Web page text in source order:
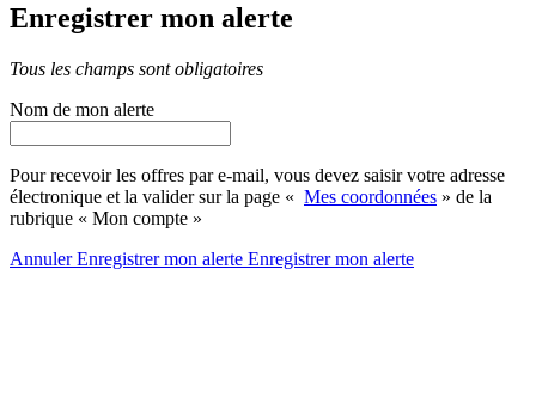
Enregistrer mon alerte
Tous les champs sont obligatoires
Nom de mon alerte
Pour recevoir les offres par e-mail, vous devez saisir votre adresse
électronique et la valider sur la page « Mes coordonnées » de la
rubrique « Mon compte »
AnnulerEnregistrer mon alerte Enregistrermon alerte